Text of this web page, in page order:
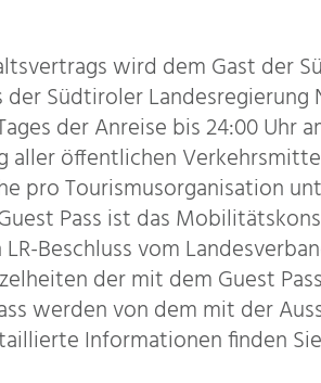
wird dem Gast der
Südtiroler Landesregierung
der Anreise bis 24:00 Uhr
aller öffentlichen
pro Tourismusorganisation
Pass ist das
Beschluss vom
der mit dem Guest
werden von dem mit der
Informationen finden